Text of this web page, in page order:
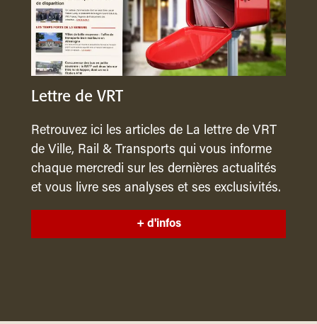
Lettre de VRT
Retrouvez ici les articles de La lettre de VRT
de Ville, Rail & Transports qui vous informe
chaque mercredi sur les dernières actualités
et vous livre ses analyses et ses exclusivités.
+ d'infos